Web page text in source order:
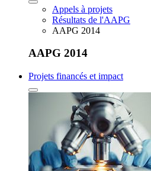
Appels à projets
Résultats de l'AAPG
AAPG 2014
AAPG 2014
Projets financés et impact